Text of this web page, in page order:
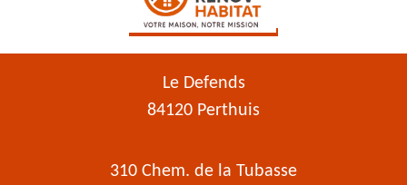
Le Defends
84120 Perthuis
310 Chem. de la Tubasse